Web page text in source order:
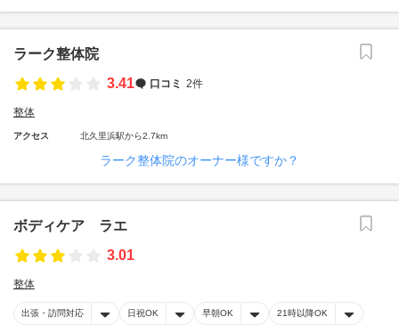
ラーク整体院
3.41
口コミ 2件
整体
アクセス 北久里浜駅から2.7km
ラーク整体院のオーナー様ですか？
ボディケア ラエ
3.01
整体
出張・訪問対応 日祝OK 早朝OK 21時以降OK